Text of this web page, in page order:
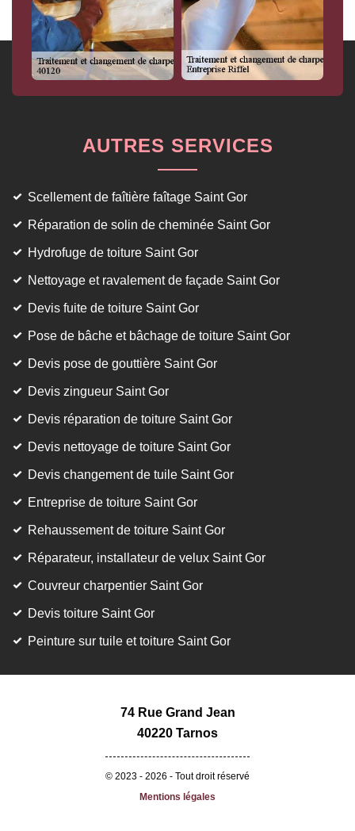
AUTRES SERVICES
Scellement de faîtière faîtage Saint Gor
Réparation de solin de cheminée Saint Gor
Hydrofuge de toiture Saint Gor
Nettoyage et ravalement de façade Saint Gor
Devis fuite de toiture Saint Gor
Pose de bâche et bâchage de toiture Saint Gor
Devis pose de gouttière Saint Gor
Devis zingueur Saint Gor
Devis réparation de toiture Saint Gor
Devis nettoyage de toiture Saint Gor
Devis changement de tuile Saint Gor
Entreprise de toiture Saint Gor
Rehaussement de toiture Saint Gor
Réparateur, installateur de velux Saint Gor
Couvreur charpentier Saint Gor
Devis toiture Saint Gor
Peinture sur tuile et toiture Saint Gor
74 Rue Grand Jean
40220 Tarnos
© 2023 - 2026 - Tout droit réservé
Mentions légales